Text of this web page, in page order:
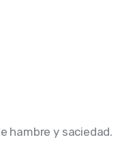
hambre y saciedad.